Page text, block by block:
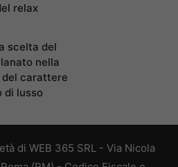
relax
scelta del
nella
carattere
di lusso
di WEB 365 SRL - Via Nicola